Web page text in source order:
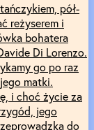
pół-
reżyserem i
bohatera
Di Lorenzo.
go po raz
matki.
i choć życie za
jego
do